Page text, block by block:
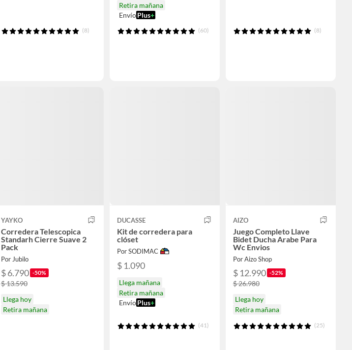
(8)
Retira mañana
EnvíoPlus+
(60) (8)
YAYKO
Corredera Telescopica
Standarh Cierre Suave 2
Pack
Por Jubilo
$ 6.790 -50%
$ 13.590
Llega hoy
Retira mañana
DUCASSE
Kit de corredera para
clóset
Por SODIMAC
$ 1.090
Llega mañana
Retira mañana
EnvíoPlus+
(41)
AIZO
Juego Completo Llave
Bidet Ducha Arabe Para
Wc Envios
Por Aizo Shop
$ 12.990 -52%
$ 26.980
Llega hoy
Retira mañana
(25)